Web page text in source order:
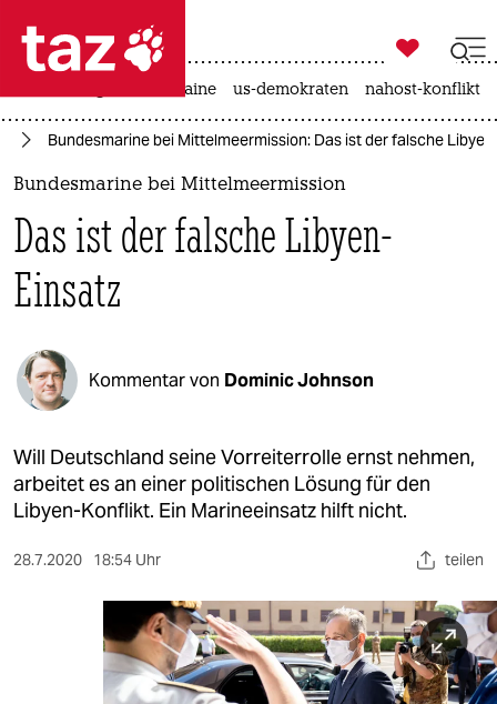
 taz zahl ich
taz zahl ich
politik
öko
gesellschaft
kultur
sport
berlin
nord
wahrheit

taz zahl ich
krieg in der ukraine us-demokraten nahost-konflikt
Bundesmarine bei Mittelmeermission: Das ist der falsche
Bundesmarine bei Mittelmeermission
Das ist der falsche Libyen-
Einsatz
Kommentar von Dominic Johnson
Will Deutschland seine Vorreiterrolle ernst nehmen,
arbeitet es an einer politischen Lösung für den
Libyen-Konflikt. Ein Marineeinsatz hilft nicht.
28.7.2020 18:54 Uhr teilen